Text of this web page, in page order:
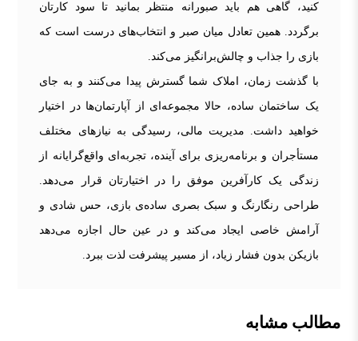
کنید، گاهی هم باید صبورانه منتظر بمانید تا سود کارتان
برگردد. همین تعادل میان صبر و انتخاب‌های درست است که
بازی را جذاب و چالش‌برانگیز می‌کند.
با گذشت زمان، املاک شما گسترش پیدا می‌کنند و به جای
یک ساختمان ساده، حالا مجموعه‌ای از آپارتمان‌ها در اختیار
خواهید داشت. مدیریت مالی، رسیدگی به نیازهای مختلف
مستأجران و برنامه‌ریزی برای آینده، تجربه‌ای واقع‌گرایانه از
زندگی یک کارآفرین موفق را در اختیارتان قرار می‌دهد.
طراحی رنگارنگ و سبک بصری ساده‌ی بازی، حس شادی و
آرامش خاصی ایجاد می‌کند و در عین حال اجازه می‌دهد
بازیکن بدون فشار زیاد، از مسیر پیشرفت لذت ببرد.
مطالب مشابه